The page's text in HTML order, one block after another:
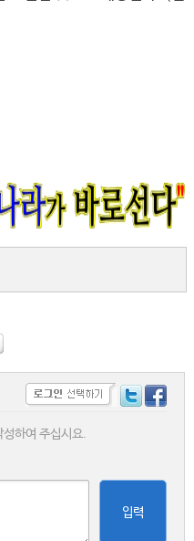
하여 주십시요.
입력